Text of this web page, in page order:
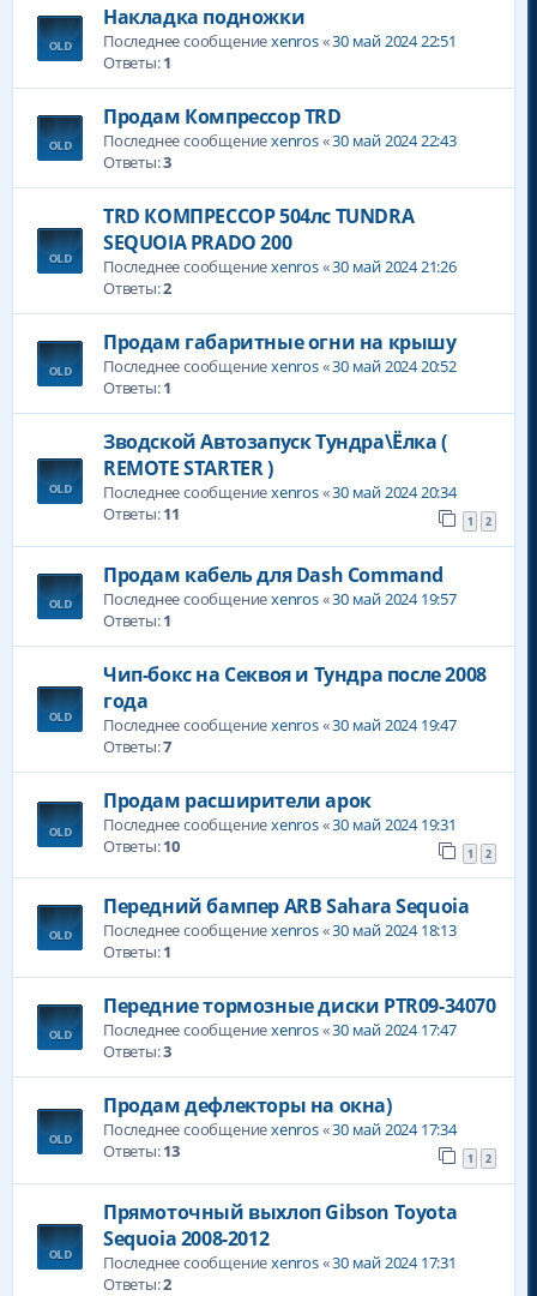
Накладка подножки
Последнее сообщениеxenros«30 май 2024 22:51
Ответы:1
Продам Компрессор TRD
Последнее сообщениеxenros«30 май 2024 22:43
Ответы:3
TRD КОМПРЕССОР 504лс TUNDRA
SEQUOIA PRADO 200
Последнее сообщениеxenros«30 май 2024 21:26
Ответы:2
Продам габаритные огни на крышу
Последнее сообщениеxenros«30 май 2024 20:52
Ответы:1
Зводской Автозапуск Тундра\Ёлка (
REMOTE STARTER )
Последнее сообщениеxenros«30 май 2024 20:34
Ответы:11 1 2
Продам кабель для Dash Command
Последнее сообщениеxenros«30 май 2024 19:57
Ответы:1
Чип-бокс на Секвоя и Тундра после 2008
года
Последнее сообщениеxenros«30 май 2024 19:47
Ответы:7
Продам расширители арок
Последнее сообщениеxenros«30 май 2024 19:31
Ответы:10 1 2
Передний бампер ARB Sahara Sequoia
Последнее сообщениеxenros«30 май 2024 18:13
Ответы:1
Передние тормозные диски PTR09-34070
Последнее сообщениеxenros«30 май 2024 17:47
Ответы:3
Продам дефлекторы на окна)
Последнее сообщениеxenros«30 май 2024 17:34
Ответы:13 1 2
Прямоточный выхлоп Gibson Toyota
Sequoia 2008-2012
Последнее сообщениеxenros«30 май 2024 17:31
Ответы:2